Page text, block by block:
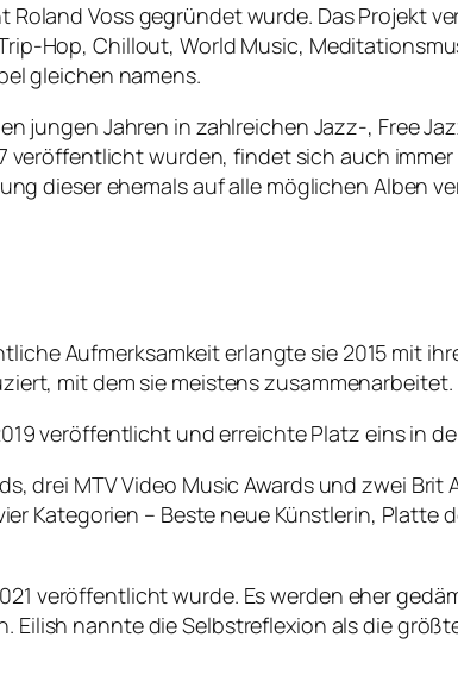
Voss gegründet wurde. Das Projekt
Hop, Chillout, World Music,
gleichen namens.
jungen Jahren in zahlreichen Jazz-, Free
veröffentlicht wurden, findet sich auch
dieser ehemals auf alle möglichen Alben
Aufmerksamkeit erlangte sie 2015 mit
mit dem sie meistens zusammenarbeitet.
veröffentlicht und erreichte Platz eins in
drei MTV Video Music Awards und zwei Brit
Kategorien – Beste neue Künstlerin, Platte
veröffentlicht wurde. Es werden eher
nannte die Selbstreflexion als die